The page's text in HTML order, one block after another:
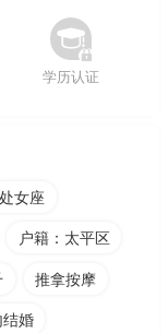


学历认证
处女座
户籍：太平区
推拿按摩
婚